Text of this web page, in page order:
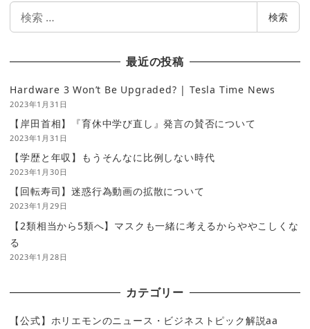
検索
最近の投稿
Hardware 3 Won’t Be Upgraded? | Tesla Time News
2023年1月31日
【岸田首相】『育休中学び直し』発言の賛否について
2023年1月31日
【学歴と年収】もうそんなに比例しない時代
2023年1月30日
【回転寿司】迷惑行為動画の拡散について
2023年1月29日
【2類相当から5類へ】マスクも一緒に考えるからややこしくな
る
2023年1月28日
カテゴリー
【公式】ホリエモンのニュース・ビジネストピック解説aa